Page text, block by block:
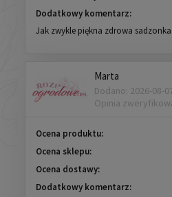
Dodatkowy komentarz:
Jak zwykle piękna zdrowa
Marta
Dodano: 2026-08-
Opinia
Ocena produktu:
Ocena sklepu:
Ocena dostawy:
Dodatkowy komentarz: